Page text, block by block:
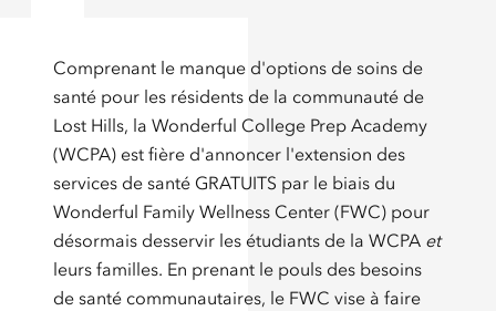
Comprenant le manque d'options de soins de
santé pour les résidents de la communauté de
Lost Hills, la Wonderful College Prep Academy
(WCPA) est fière d'annoncer l'extension des
services de santé GRATUITS par le biais du
Wonderful Family Wellness Center (FWC) pour
désormais desservir les étudiants de la WCPA et
leurs familles. En prenant le pouls des besoins
de santé communautaires, le FWC vise à faire